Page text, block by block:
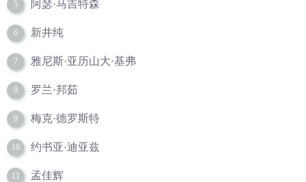
5 阿瑟·马吉特森
6 新井纯
7 雅尼斯·亚历山大·基弗
8 罗兰·邦茹
9 梅克·德罗斯特
10 约书亚·迪亚兹
11 孟佳辉